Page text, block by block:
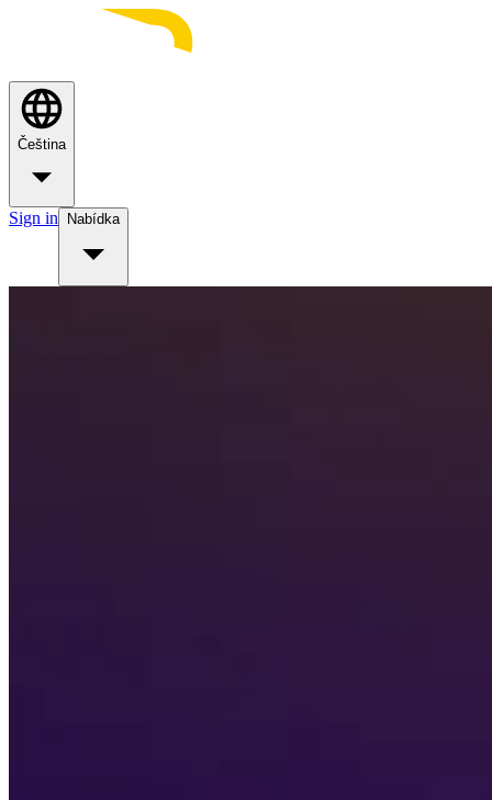
Čeština
Sign in Nabídka